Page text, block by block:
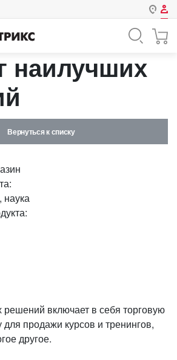
Казахстан
Авторизация
Логин
Пароль
Забыли свой пароль?
наилучших
Вернуться к списку
наука
решений включает в себя торговую
продажи курсов и тренингов,
другое.